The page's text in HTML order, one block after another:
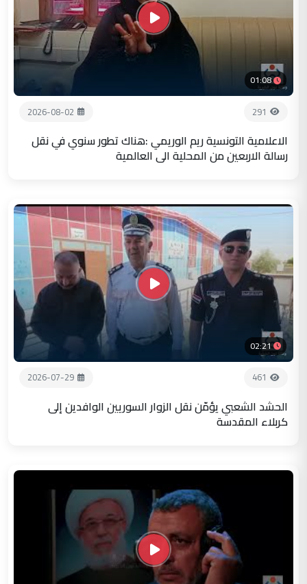
01:08
291
2026-08-02
الاعلامية التونسية ريم الوريمي :هناك تطور سنوي في نقل
رسالة الاربعين من المحلية الى العالمية
02:21
461
2026-07-29
الحشد الشعبي يؤمّن نقل الزوار السوريين الوافدين إلى
كربلاء المقدسة